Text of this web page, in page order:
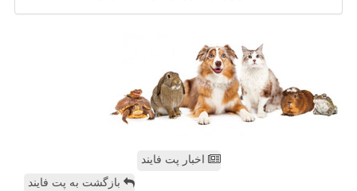
اخبار پت فایند
بازگشت به پت فایند